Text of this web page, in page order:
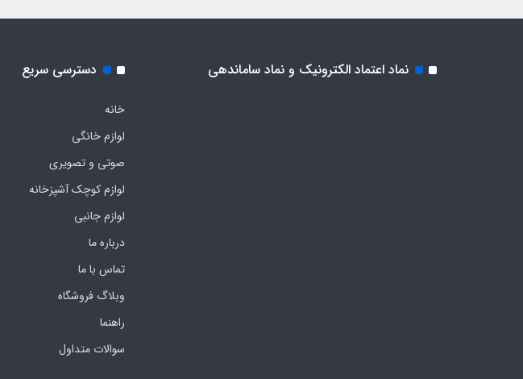
نماد اعتماد الکترونیک و نماد ساماندهی دسترسی سریع
خانه
لوازم خانگی
صوتی و تصویری
لوازم کوچک آشپزخانه
لوازم جانبی
درباره ما
تماس با ما
وبلاگ فروشگاه
راهنما
سوالات متداول